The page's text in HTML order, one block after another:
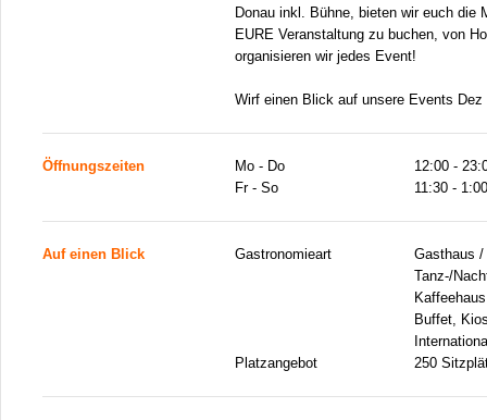
Donau inkl. Bühne, bieten wir euch die
EURE Veranstaltung zu buchen, von
organisieren wir jedes Event!
Wirf einen Blick auf unsere Events Dez
Öffnungszeiten Mo - Do
12:00 -
Fr - So
11:30 -
Auf einen Blick Gastronomieart
Gasthaus
Tanz-/
Buffet,
Platzangebot
250